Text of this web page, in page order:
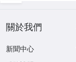
關於我們
新聞中心